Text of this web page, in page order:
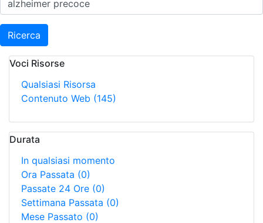
Ricerca
Voci Risorse
Qualsiasi Risorsa
Contenuto Web (145)
Durata
In qualsiasi momento
Ora Passata (0)
Passate 24 Ore (0)
Settimana Passata (0)
Mese Passato (0)